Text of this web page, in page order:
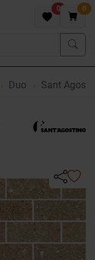
0 0
Duo Sant